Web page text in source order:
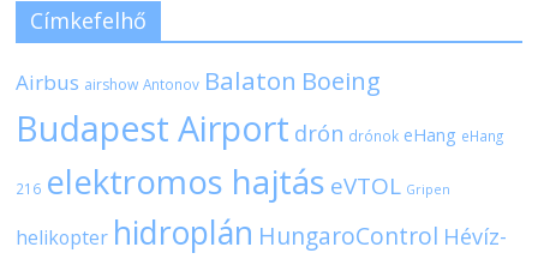
Címkefelhő
Airbus airshow Antonov Balaton Boeing
Budapest Airport drón drónok eHang eHang
216 elektromos hajtás eVTOL Gripen
helikopter hidroplán HungaroControl Hévíz-